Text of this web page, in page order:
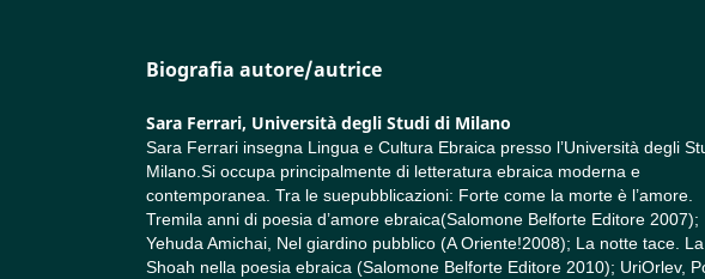
Biografia autore/autrice
Sara Ferrari, Università degli Studi di Milano
Sara Ferrari insegna Lingua e Cultura Ebraica presso l’Università degli
Milano.Si occupa principalmente di letteratura ebraica moderna e
contemporanea. Tra le suepubblicazioni: Forte come la morte è l’amore.
Tremila anni di poesia d’amore ebraica(Salomone Belforte Editore 2007);
Yehuda Amichai, Nel giardino pubblico (A Oriente!2008); La notte tace. La
Shoah nella poesia ebraica (Salomone Belforte Editore 2010); UriOrlev,